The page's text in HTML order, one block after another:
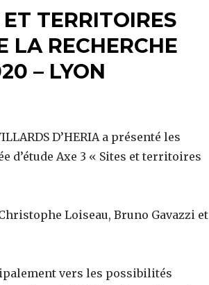
TERRITOIRES
LA RECHERCHE
– LYON
D’HERIA a présenté les
d’étude Axe 3 « Sites et territoires
Loiseau, Bruno Gavazzi et
vers les possibilités